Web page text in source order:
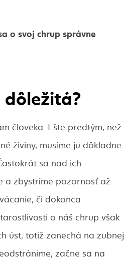
o svoj chrup správne
človeka. Ešte predtým, než
živiny, musíme ju dôkladne
sa nad ich
a zbystríme pozornosť až
či dokonca
o náš chrup však
úst, totiž zanechá na zubnej
začne sa na